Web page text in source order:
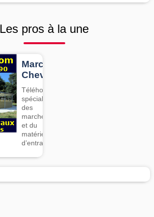
Les pros à la une
Marcheurs
Chevaux
Téléhorse,
spécialiste
des
marcheurs
et du
matériel
d’entrainement